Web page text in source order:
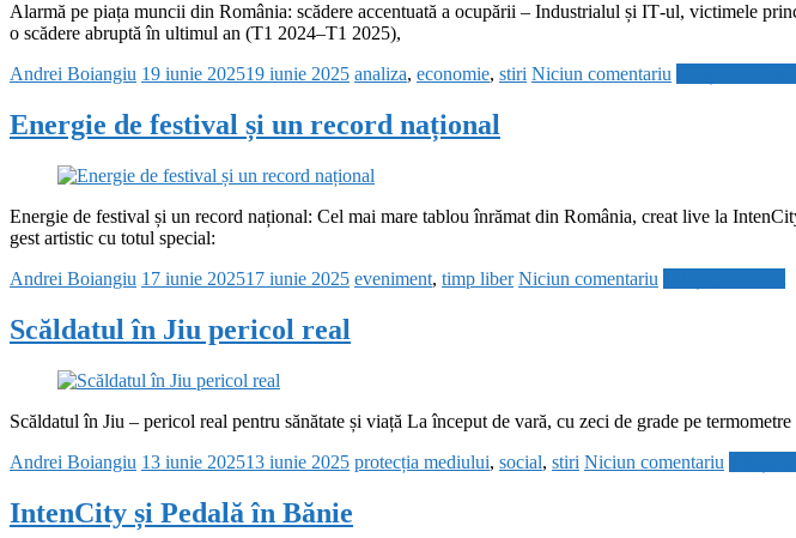
Alarmă pe piața muncii din România: scădere accentuată a ocupării – Industrialul și IT‑ul, victimele
o scădere abruptă în ultimul an (T1 2024–T1 2025),
Andrei Boiangiu 19 iunie 202519 iunie 2025 analiza, economie, stiri Niciun comentariu
Energie de festival și un record național
Energie de festival și un record național: Cel mai mare tablou înrămat din România, creat live la
gest artistic cu totul special:
Andrei Boiangiu 17 iunie 202517 iunie 2025 eveniment, timp liber Niciun comentariu
Scăldatul în Jiu pericol real
Scăldatul în Jiu – pericol real pentru sănătate și viață La început de vară, cu zeci de grade pe
Andrei Boiangiu 13 iunie 202513 iunie 2025 protecția mediului, social, stiri Niciun comentariu
IntenCity și Pedală în Bănie